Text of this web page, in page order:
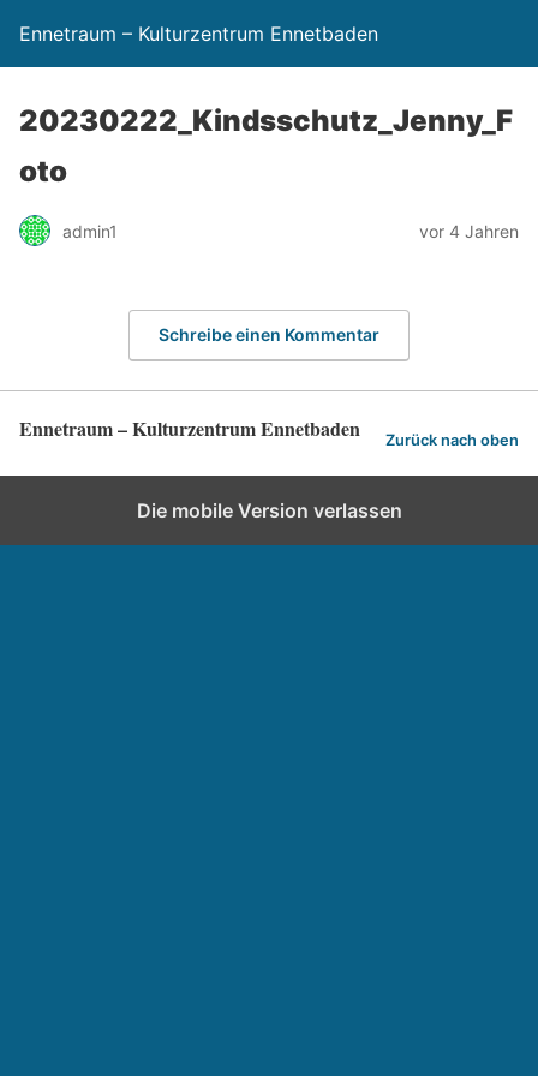
Ennetraum – Kulturzentrum Ennetbaden
20230222_Kindsschutz_Jenny_F
oto
admin1 vor 4 Jahren
Schreibe einen Kommentar
Ennetraum – Kulturzentrum Ennetbaden Zurück nach oben
Die mobile Version verlassen